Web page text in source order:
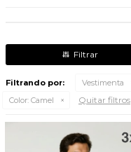
Filtrando por: Vestimenta
Color: Camel Quitar filtros